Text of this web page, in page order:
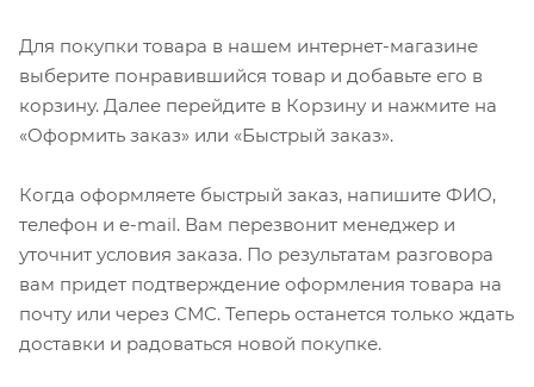
Для покупки товара в нашем интернет-магазине
выберите понравившийся товар и добавьте его в
корзину. Далее перейдите в Корзину и нажмите на
«Оформить заказ» или «Быстрый заказ».
Когда оформляете быстрый заказ, напишите ФИО,
телефон и e-mail. Вам перезвонит менеджер и
уточнит условия заказа. По результатам разговора
вам придет подтверждение оформления товара на
почту или через СМС. Теперь останется только ждать
доставки и радоваться новой покупке.